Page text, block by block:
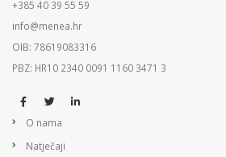
+385 40 39 55 59
info@menea.hr
OIB: 78619083316
PBZ: HR10 2340 0091 1160 3471 3
O nama
Natječaji